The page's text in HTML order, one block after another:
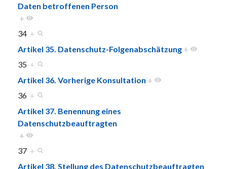
Daten betroffenen Person
+
34 +
Artikel 35. Datenschutz-Folgenabschätzung +
35 +
Artikel 36. Vorherige Konsultation +
36 +
Artikel 37. Benennung eines
Datenschutzbeauftragten
+
37 +
Artikel 38. Stellung des Datenschutzbeauftragten